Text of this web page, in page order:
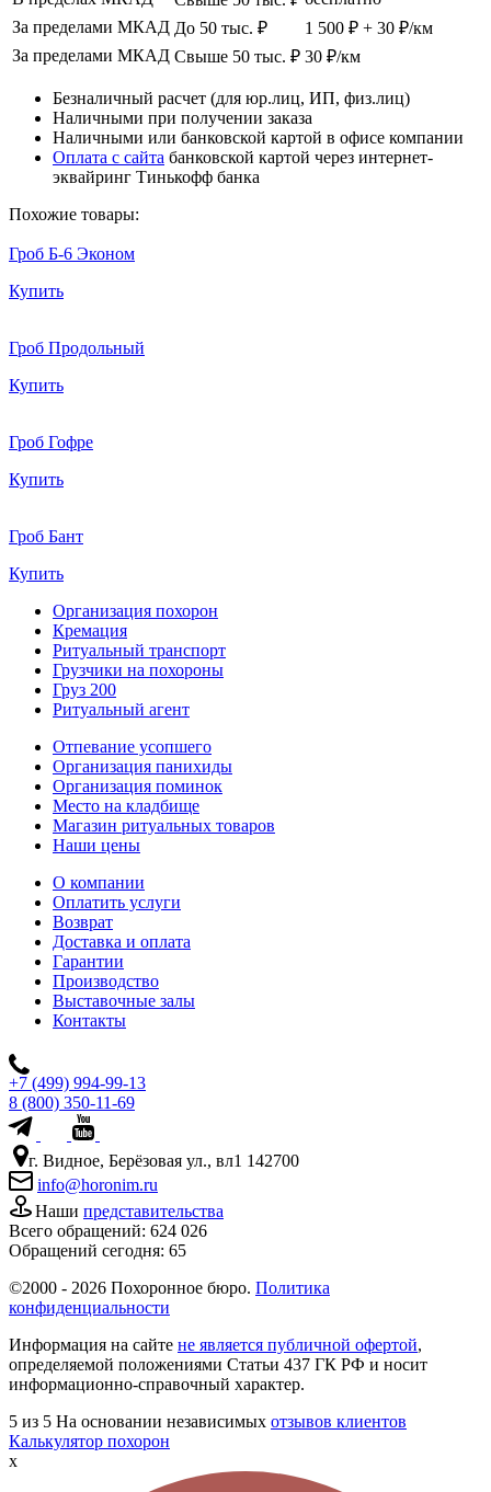
За пределами МКАД До 50 тыс. ₽
1 500 ₽ + 30 ₽/км
За пределами МКАД Свыше 50 тыс. ₽ 30 ₽/км
Безналичный расчет (для юр.лиц, ИП, физ.лиц)
Наличными при получении заказа
Наличными или банковской картой в офисе компании
Оплата с сайта банковской картой через интернет-
эквайринг Тинькофф банка
Похожие товары:
Гроб Б-6 Эконом
Купить
Гроб Продольный
Купить
Гроб Гофре
Купить
Гроб Бант
Купить
Организация похорон
Кремация
Ритуальный транспорт
Грузчики на похороны
Груз 200
Ритуальный агент
Отпевание усопшего
Организация панихиды
Организация поминок
Место на кладбище
Магазин ритуальных товаров
Наши цены
О компании
Оплатить услуги
Возврат
Доставка и оплата
Гарантии
Производство
Выставочные залы
Контакты
+7 (499) 994-99-13
8 (800) 350-11-69
г. Видное, Берёзовая ул., вл1 142700
info@horonim.ru
Наши представительства
Всего обращений: 624 026
Обращений сегодня: 65
©2000 - 2026 Похоронное бюро. Политика
конфиденциальности
Информация на сайте не является публичной офертой,
определяемой положениями Статьи 437 ГК РФ и носит
информационно-справочный характер.
5 из 5 На основании независимых отзывов клиентов
Калькулятор похорон
x